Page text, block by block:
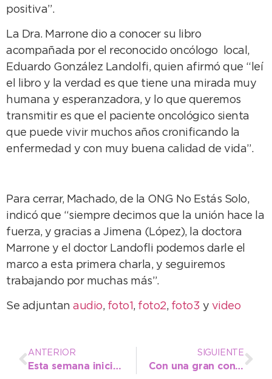
positiva”.
La Dra. Marrone dio a conocer su libro
acompañada por el reconocido oncólogo local,
Eduardo González Landolfi, quien afirmó que “leí
el libro y la verdad es que tiene una mirada muy
humana y esperanzadora, y lo que queremos
transmitir es que el paciente oncológico sienta
que puede vivir muchos años cronificando la
enfermedad y con muy buena calidad de vida”.
Para cerrar, Machado, de la ONG No Estás Solo,
indicó que “siempre decimos que la unión hace la
fuerza, y gracias a Jimena (López), la doctora
Marrone y el doctor Landofli podemos darle el
marco a esta primera charla, y seguiremos
trabajando por muchas más”.
Se adjuntan audio, foto1 , foto2, foto3 y video
ANTERIOR
Esta semana inicia una nueva edición del Curso de Manipulación de Alimentos
SIGUIENTE
Con una gran convocatoria se realizó la Mesa de Educación y Trabajo de COPRET